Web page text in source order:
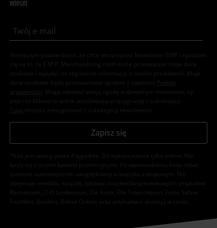
więcej
Niniejszym potwierdzam, że chcę otrzymywać Newsletter EMP i zgadzam
się na to, że E.M.P. Merchandising mbH może przetwarzać moje dane
osobowe i wysyłać mi regularnie informacje o swoich produktach. Moje
dane osobowe będą przetwarzane zgodnie z zapisami
Polityki
prywatności . Mogę odwołać swoją zgodę w dowolnym momencie, np.
poprzez kliknięcie w link umożliwiający rezygnację z subskrypcji.
Tutaj możesz zrezygnować z subskrypcji newslettera.
Zapisz się
*Kod jest ważny przez 4 tygodnie. Do wykorzystania tylko online. NIe
łączy się z innymi kodami promocyjnymi. Po wprowadzeniu kodu rabat
zostanie automatycznie uwzględniony w koszyku zakupowym. Nie
obejmuje: mediów, książek, biletów, voucherów prezentowych, artykułów:
Rammstein, (Till) Lindemann, Die Ärzte, Die Toten Hosen, Feine Sahne
Fischfilet, Broilers, Böhse Onkelz oraz artykułów z donacją w cenie.